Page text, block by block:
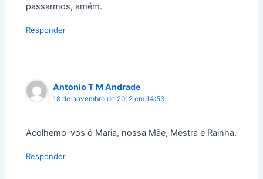
passarmos, amém.
Responder
Antonio T M Andrade
18 de novembro de 2012 em 14:53
Acolhemo-vos ó Maria, nossa Mãe, Mestra e Rainha.
Responder